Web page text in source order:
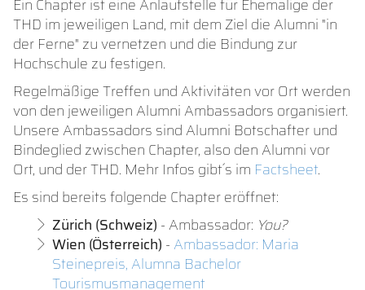
Ein Chapter ist eine Anlaufstelle für Ehemalige der
THD im jeweiligen Land, mit dem Ziel die Alumni "in
der Ferne" zu vernetzen und die Bindung zur
Hochschule zu festigen.
Regelmäßige Treffen und Aktivitäten vor Ort werden
von den jeweiligen Alumni Ambassadors organisiert.
Unsere Ambassadors sind Alumni Botschafter und
Bindeglied zwischen Chapter, also den Alumni vor
Ort, und der THD. Mehr Infos gibt´s im Factsheet.
Es sind bereits folgende Chapter eröffnet:
Zürich (Schweiz) - Ambassador: You?
Wien (Österreich) - Ambassador: Maria
Steinepreis, Alumna Bachelor
Tourismusmanagement